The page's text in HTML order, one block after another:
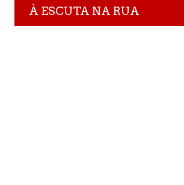
À ESCUTA NA RUA